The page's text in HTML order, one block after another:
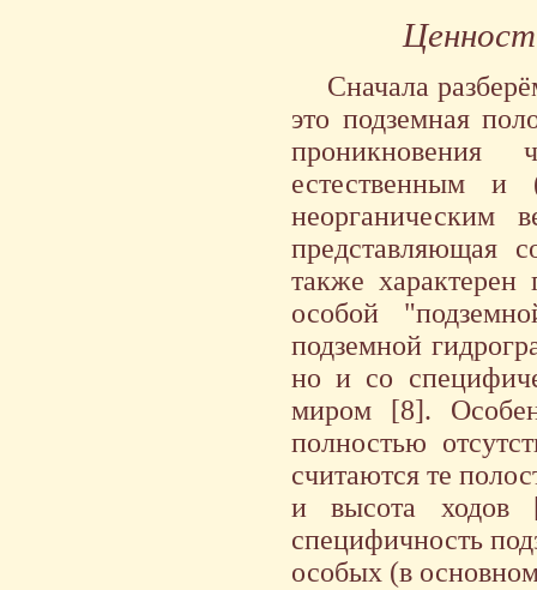
Сначала
это подземная
проникновения
естественным и
неорганическим
представляющая
также
особой
подземной
но и со
миром [8].
полностью
считаются те
и высота ходов
специфичность
особых (в